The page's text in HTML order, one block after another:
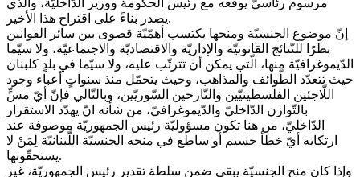
يصدر بناءً على اقتراح هذا الأخير.
إنّ موضوع الجنسيّة ومنحها يكتسب أهمّيّة قصوى بين سائر القوانين
نظرًا للنّتائج القانونيّة والإداريّة والاقتصاديّة والاجتماعيّة، ولا سيّما
الدّيموغرافيّة منها، الّتي يمكن أن تترتّب عليه، ولا سيّما في بلدٍ كلبنان
حيث تتعدّد الطّوائف والمذاهب، وحيث يتحمّل منذ سنواتٍ أعباء وجود
اللّاجئين الفلسطينيّين والنّازحين السّوريّين، وبالتّالي فإنّ أيّ مسٍّ
بالتّوازن الدّاخليّ والدّيموغرافيّ، من شأنه انّ يهدّد الاستقرار
الدّاخليّ، من هنا تكون مسؤوليّة رئيس الجمهوريّة موصوفة عند
ارتكابه أيّ خطأ جسيم أو ساطع في منحه الجنسيّة اللّبنانيّة لِمَنْ لا
يستحقّونها.
وإذا كان منح الجنسيّة يبقى ضمن سلطة تقدير رئيس الجمهوريّة، غير